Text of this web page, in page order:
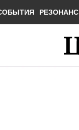
РЕЗОНАНС